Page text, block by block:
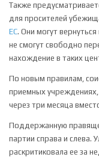
Также
для просителей
ЕС. Они могут
не смогут свободно
нахождение в таких
По новым правилам,
приемных учреждениях,
через три месяца
Поддержанную
партии справа и слева.
раскритиковала ее за